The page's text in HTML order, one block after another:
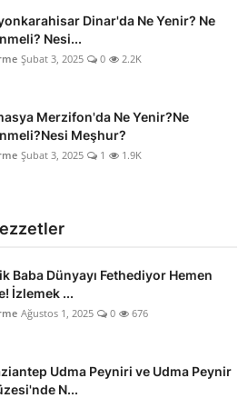
Dinar'da Ne Yenir? Ne
Nesi...
Şubat 3, 2025 0 2.2K
Merzifon'da Ne Yenir?Ne
Meşhur?
Şubat 3, 2025 1 1.9K
Baba Dünyayı Fethediyor Hemen
İzlemek ...
Ağustos 1, 2025 0 676
Udma Peyniri ve Udma Peynir
N...